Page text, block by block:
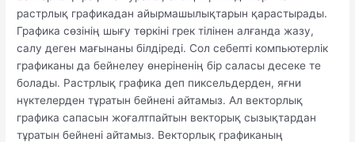
растрлық графикадан айырмашылықтарын қарастырады.
Графика сөзінің шығу төркіні грек тілінен алғанда жазу,
салу деген мағынаны білдіреді. Сол себепті компьютерлік
графиканы да бейнелеу өнеріненің бір саласы десеке те
болады. Растрлық графика деп пиксельдерден, яғни
нүктелерден тұратын бейнені айтамыз. Ал векторлық
графика сапасын жоғалтпайтын векторық сызықтардан
тұратын бейнені айтамыз. Векторлық графиканың